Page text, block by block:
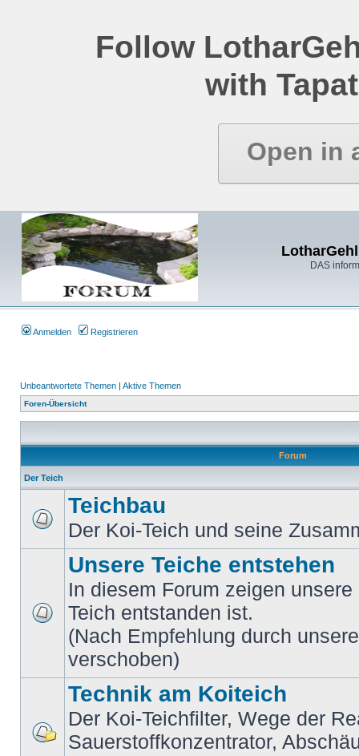
Follow
with
Open in
DAS
Anmelden Registrieren
Unbeantwortete Themen | Aktive Themen
Foren-Übersicht
Forum
Der Teich
Teichbau
Der Koi-Teich und seine
Unsere Teiche entstehen
In diesem Forum zeigen
Teich entstanden ist.
(Nach Empfehlung durch
verschoben)
Technik am Koiteich
Der Koi-Teichfilter, Wege der
Sauerstoffkonzentrator,